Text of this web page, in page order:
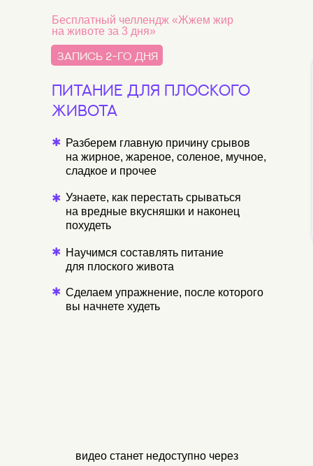
Бесплатный челлендж «Жжем жир
на животе за 3 дня»
запись 2-го дня
Питание для плоского
живота
Сделаем упражнение, после которого
вы начнете худеть
Научимся составлять питание
для плоского живота
Разберем главную причину срывов
на жирное, жареное, соленое, мучное,
сладкое и прочее
✱
✱
✱
Узнаете, как перестать срываться
на вредные вкусняшки и наконец
похудеть
✱
видео станет недоступно через